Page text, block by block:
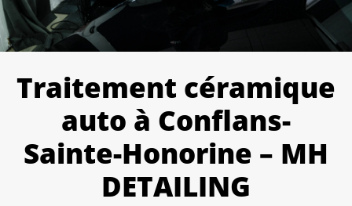
Traitement céramique
auto à Conflans-
Sainte-Honorine – MH
DETAILING